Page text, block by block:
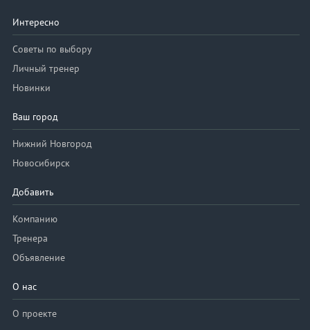
Интересно
Советы по выбору
Личный тренер
Новинки
Ваш город
Нижний Новгород
Новосибирск
Добавить
Компанию
Тренера
Объявление
О нас
О проекте